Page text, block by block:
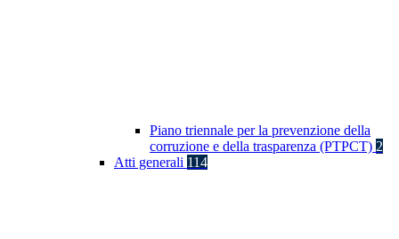
Piano triennale per la prevenzione della
corruzione e della trasparenza (PTPCT) 2
Atti generali 114